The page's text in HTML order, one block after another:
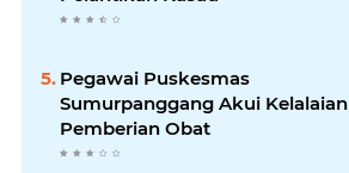
Pegawai Puskesmas
Sumurpanggang Akui Kelalaian
Pemberian Obat